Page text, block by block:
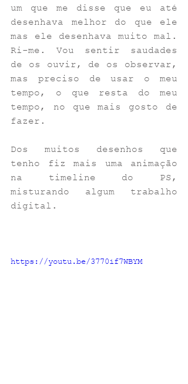
um que me disse que eu até
desenhava melhor do que ele
mas ele desenhava muito mal.
Ri-me. Vou sentir saudades
de os ouvir, de os observar,
mas preciso de usar o meu
tempo, o que resta do meu
tempo, no que mais gosto de
fazer.
Dos muitos desenhos que
tenho fiz mais uma animação
na timeline do PS,
misturando algum trabalho
digital.
https://youtu.be/3770if7WBYM